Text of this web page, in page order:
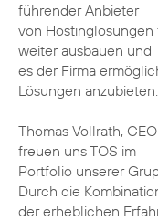
führender Anbieter
von
weiter ausbauen und
es der Firma
Lösungen anzubieten.
Thomas Vollrath,
freuen uns TOS im
Portfolio unserer
Durch die
der erheblichen